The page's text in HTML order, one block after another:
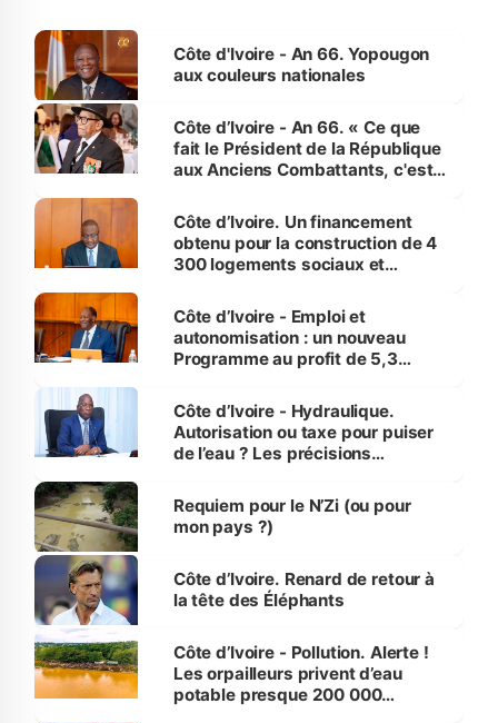
Côte d'Ivoire - An 66. Yopougon
aux couleurs nationales
Côte d’Ivoire - An 66. « Ce que
fait le Président de la République
aux Anciens Combattants, c'est
Côte d’Ivoire. Un financement
obtenu pour la construction de 4
300 logements sociaux et
et Yamoussoukro
Côte d’Ivoire - Emploi et
autonomisation : un nouveau
Programme au profit de 5,3
Côte d’Ivoire - Hydraulique.
Autorisation ou taxe pour puiser
de l’eau ? Les précisions
Requiem pour le N’Zi (ou pour
mon pays ?)
Côte d’Ivoire. Renard de retour à
la tête des Éléphants
Côte d’Ivoire - Pollution. Alerte !
Les orpailleurs privent d’eau
potable presque 200 000